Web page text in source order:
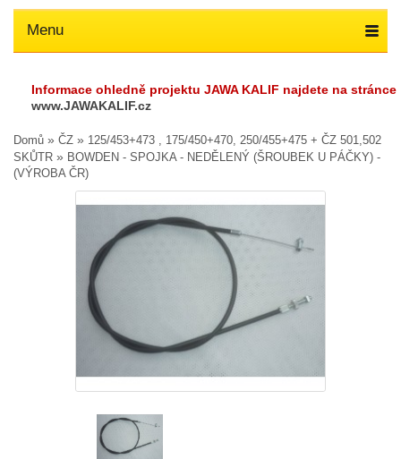
Menu
Informace ohledně projektu JAWA KALIF najdete na stránce
www.JAWAKALIF.cz
Domů » ČZ » 125/453+473 , 175/450+470, 250/455+475 + ČZ 501,502
SKŮTR » BOWDEN - SPOJKA - NEDĚLENÝ (ŠROUBEK U PÁČKY) -
(VÝROBA ČR)